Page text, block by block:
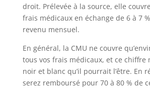
droit. Prélevée à la source, elle
frais médicaux en échange de 6 à 7
revenu mensuel.
En général, la CMU ne couvre
tous vos frais médicaux, et ce chiffre
noir et blanc qu’il pourrait l’être. En
serez remboursé pour 70 à 80 % de